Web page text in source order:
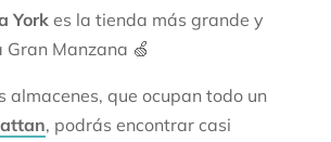
York es la tienda más grande y
Manzana 🍏
almacenes, que ocupan todo un
, podrás encontrar casi